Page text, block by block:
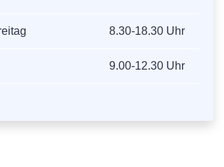
8.30-18.30 Uhr
9.00-12.30 Uhr